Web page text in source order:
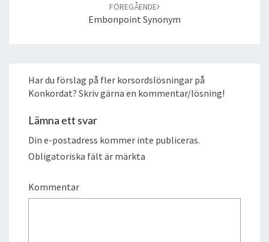
FÖREGÅENDE
Embonpoint Synonym
Har du förslag på fler korsordslösningar på
Konkordat? Skriv gärna en kommentar/lösning!
Lämna ett svar
Din e-postadress kommer inte publiceras.
Obligatoriska fält är märkta
Kommentar